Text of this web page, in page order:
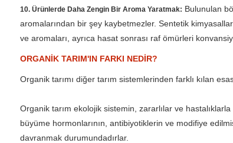
10. Ürünlerde Daha Zengin Bir Aroma Yaratmak: Bulunulan
aromalarından bir şey kaybetmezler. Sentetik
ve aromaları, ayrıca hasat sonrası raf ömürleri
ORGANİK TARIM'IN FARKI NEDİR?
Organik tarımı diğer tarım sistemlerinden farklı kılan
Organik tarım ekolojik sistemin, zararlılar ve
büyüme hormonlarının, antibiyotiklerin ve modifiye
davranmak durumundadırlar.